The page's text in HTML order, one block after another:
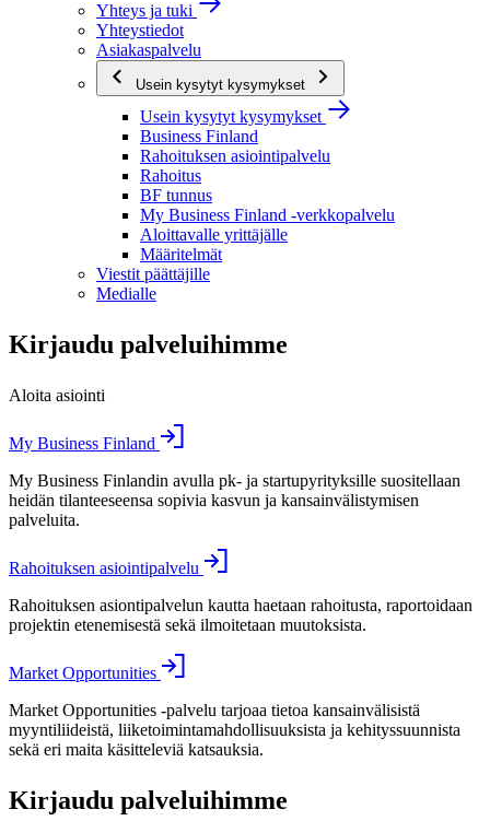
Yhteys ja tuki
Yhteystiedot
Asiakaspalvelu
Usein kysytyt kysymykset
Usein kysytyt kysymykset
Business Finland
Rahoituksen asiointipalvelu
Rahoitus
BF tunnus
My Business Finland -verkkopalvelu
Aloittavalle yrittäjälle
Määritelmät
Viestit päättäjille
Medialle
Kirjaudu palveluihimme
Aloita asiointi
My Business Finland
My Business Finlandin avulla pk- ja startupyrityksille suositellaan
heidän tilanteeseensa sopivia kasvun ja kansainvälistymisen
palveluita.
Rahoituksen asiointipalvelu
Rahoituksen asiontipalvelun kautta haetaan rahoitusta, raportoidaan
projektin etenemisestä sekä ilmoitetaan muutoksista.
Market Opportunities
Market Opportunities -palvelu tarjoaa tietoa kansainvälisistä
myyntiliideistä, liiketoimintamahdollisuuksista ja kehityssuunnista
sekä eri maita käsitteleviä katsauksia.
Kirjaudu palveluihimme